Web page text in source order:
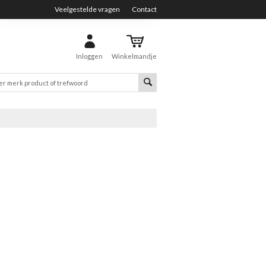
Veelgestelde vragen Contact
Inloggen Winkelmandje